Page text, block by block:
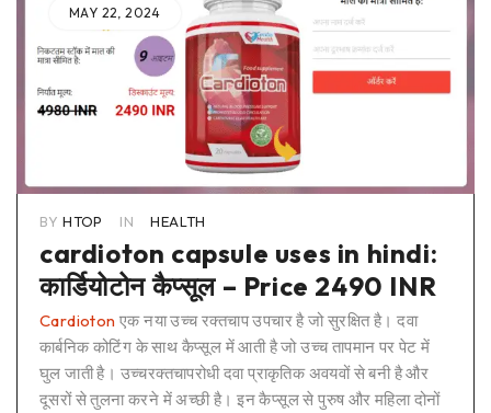
MAY 22, 2024
BY HTOP IN HEALTH
cardioton capsule uses in hindi:
कार्डियोटोन कैप्सूल – Price 2490 INR
Cardioton एक नया उच्च रक्तचाप उपचार है जो सुरक्षित है। दवा
कार्बनिक कोटिंग के साथ कैप्सूल में आती है जो उच्च तापमान पर पेट में
घुल जाती है। उच्चरक्तचापरोधी दवा प्राकृतिक अवयवों से बनी है और
दूसरों से तुलना करने में अच्छी है। इन कैप्सूल से पुरुष और महिला दोनों